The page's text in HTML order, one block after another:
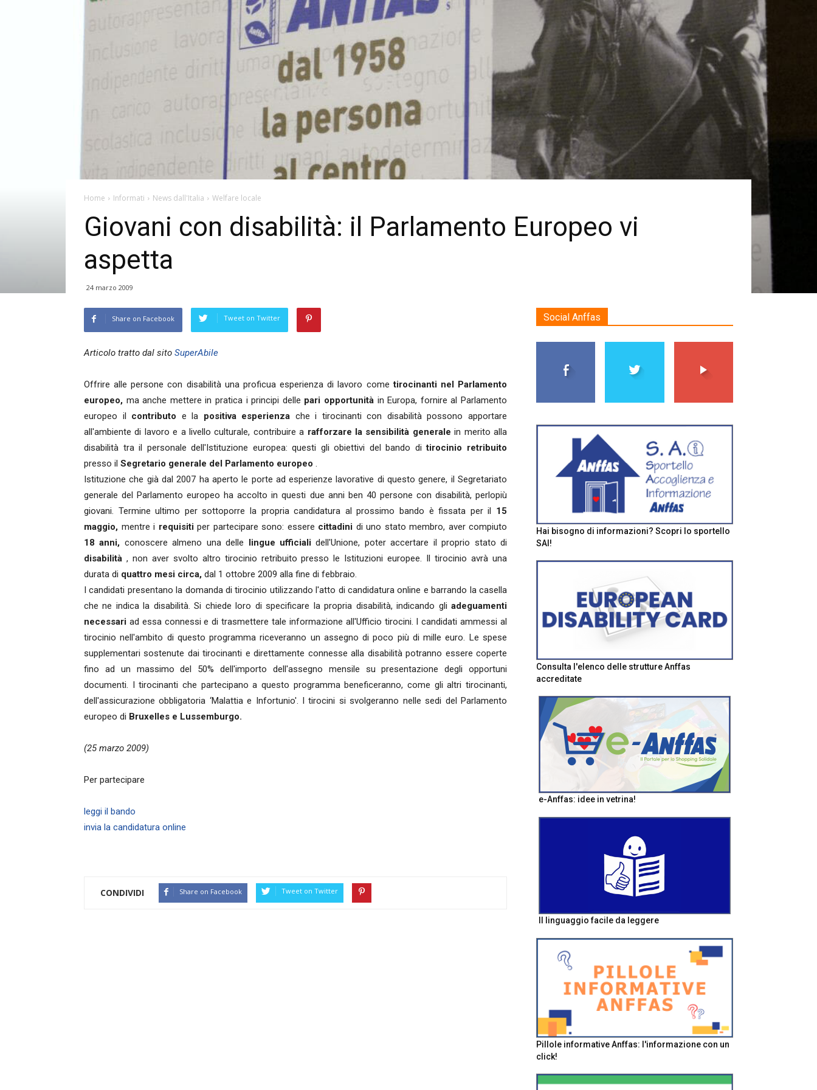
Home Informati News dall'Italia Welfare locale
Giovani con disabilità: il Parlamento Europeo vi
aspetta
24 marzo 2009
Share on Facebook Tweet on Twitter
Articolo tratto dal sito SuperAbile
Offrire alle persone con disabilità una proficua esperienza di lavoro cometirocinanti nel Parlamento
europeo, ma anche mettere in pratica i principi delle pari opportunità in Europa, fornire al Parlamento
europeo il contributo e la positiva esperienza che i tirocinanti con disabilità possono apportare
all'ambiente di lavoro e a livello culturale, contribuire a rafforzare la sensibilità generale in merito alla
disabilità tra il personale dell'Istituzione europea: questi gli obiettivi del bando ditirocinio retribuito
presso il Segretario generale del Parlamento europeo .
Istituzione che già dal 2007 ha aperto le porte ad esperienze lavorative di questo genere, il Segretariato
generale del Parlamento europeo ha accolto in questi due anni ben 40 persone con disabilità, perlopiù
giovani. Termine ultimo per sottoporre la propria candidatura al prossimo bando è fissata per il 15
maggio, mentre i requisitiper partecipare sono: essere cittadini di uno stato membro, aver compiuto
18 anni, conoscere almeno una delle lingue ufficiali dell'Unione, poter accertare il proprio stato di
disabilità , non aver svolto altro tirocinio retribuito presso le Istituzioni europee. Il tirocinio avrà una
durata di quattro mesi circa, dal 1 ottobre 2009 alla fine di febbraio.
I candidati presentano la domanda di tirocinio utilizzando l'atto di candidatura online e barrando la casella
che ne indica la disabilità. Si chiede loro di specificare la propria disabilità, indicando gli adeguamenti
necessari ad essa connessi e di trasmettere tale informazione all'Ufficio tirocini. I candidati ammessi al
tirocinio nell'ambito di questo programma riceveranno un assegno di poco più di mille euro. Le spese
supplementari sostenute dai tirocinanti e direttamente connesse alla disabilità potranno essere coperte
fino ad un massimo del 50% dell'importo dell'assegno mensile su presentazione degli opportuni
documenti. I tirocinanti che partecipano a questo programma beneficeranno, come gli altri tirocinanti,
dell'assicurazione obbligatoria ‘Malattia e Infortunio'. I tirocini si svolgeranno nelle sedi del Parlamento
europeo di Bruxelles e Lussemburgo.
(25 marzo 2009)
Per partecipare
leggi il bando
invia la candidatura online
CONDIVIDI Share on Facebook Tweet on Twitter
Social Anffas
Hai bisogno di informazioni? Scopri lo sportello
SAI!
Consulta l'elenco delle strutture Anffas
accreditate
e-Anffas: idee in vetrina!
Il linguaggio facile da leggere
Pillole informative Anffas: l'informazione con un
click!